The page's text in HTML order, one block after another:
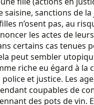
saisine, sanctions de
n’osent pas, au
les actes de
certains cas tenues
peut sembler
riche eu égard à la
et justice. Les
coupables de
des pots de vin.